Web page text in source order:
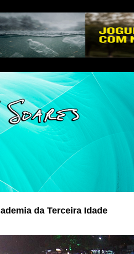
da Terceira Idade